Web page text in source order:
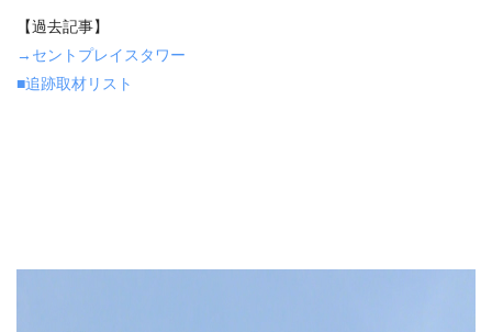
【過去記事】
→セントプレイスタワー
■追跡取材リスト